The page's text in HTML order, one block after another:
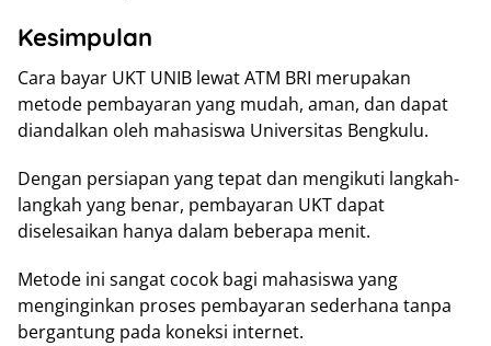
Kesimpulan
Cara bayar UKT UNIB lewat ATM BRI merupakan
metode pembayaran yang mudah, aman, dan dapat
diandalkan oleh mahasiswa Universitas Bengkulu.
Dengan persiapan yang tepat dan mengikuti langkah-
langkah yang benar, pembayaran UKT dapat
diselesaikan hanya dalam beberapa menit.
Metode ini sangat cocok bagi mahasiswa yang
menginginkan proses pembayaran sederhana tanpa
bergantung pada koneksi internet.